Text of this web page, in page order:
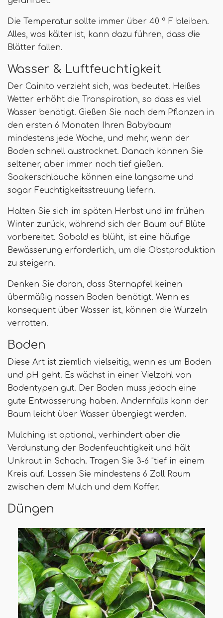
Die Temperatur sollte immer über 40 ° F bleiben.
Alles, was kälter ist, kann dazu führen, dass die
Blätter fallen.
Wasser & Luftfeuchtigkeit
Der Cainito verzieht sich, was bedeutet. Heißes
Wetter erhöht die Transpiration, so dass es viel
Wasser benötigt. Gießen Sie nach dem Pflanzen in
den ersten 6 Monaten Ihren Babybaum
mindestens jede Woche, und mehr, wenn der
Boden schnell austrocknet. Danach können Sie
seltener, aber immer noch tief gießen.
Soakerschläuche können eine langsame und
sogar Feuchtigkeitsstreuung liefern.
Halten Sie sich im späten Herbst und im frühen
Winter zurück, während sich der Baum auf Blüte
vorbereitet. Sobald es blüht, ist eine häufige
Bewässerung erforderlich, um die Obstproduktion
zu steigern.
Denken Sie daran, dass Sternapfel keinen
übermäßig nassen Boden benötigt. Wenn es
konsequent über Wasser ist, können die Wurzeln
verrotten.
Boden
Diese Art ist ziemlich vielseitig, wenn es um Boden
und pH geht. Es wächst in einer Vielzahl von
Bodentypen gut. Der Boden muss jedoch eine
gute Entwässerung haben. Andernfalls kann der
Baum leicht über Wasser übergiegt werden.
Mulching ist optional, verhindert aber die
Verdunstung der Bodenfeuchtigkeit und hält
Unkraut in Schach. Tragen Sie 3-6 "tief in einem
Kreis auf. Lassen Sie mindestens 6 Zoll Raum
zwischen dem Mulch und dem Koffer.
Düngen